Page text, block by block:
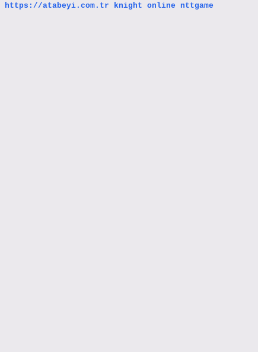
https://atabeyi.com.tr knight online nttgame